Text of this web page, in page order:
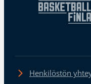
Henkilöstön